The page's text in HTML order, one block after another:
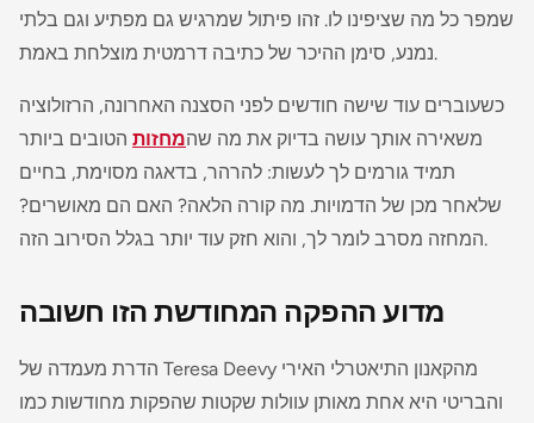
שמפר כל מה שציפינו לו. זהו פיתול שמרגיש גם מפתיע וגם בלתי
נמנע, סימן ההיכר של כתיבה דרמטית מוצלחת באמת.
כשעוברים עוד שישה חודשים לפני הסצנה האחרונה, הרזולוציה
משאירה אותך עושה בדיוק את מה שהמחזות הטובים ביותר
תמיד גורמים לך לעשות: להרהר, בדאגה מסוימת, בחיים
שלאחר מכן של הדמויות. מה קורה הלאה? האם הם מאושרים?
המחזה מסרב לומר לך, והוא חזק עוד יותר בגלל הסירוב הזה.
מדוע ההפקה המחודשת הזו חשובה
הדרת מעמדה של Teresa Deevy מהקאנון התיאטרלי האירי
והבריטי היא אחת מאותן עוולות שקטות שהפקות מחודשות כמו